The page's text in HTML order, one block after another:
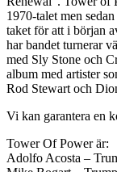
1970-talet men
taket för att i början
har bandet turnerar
med Sly Stone och
album med artister
Rod Stewart och
Vi kan garantera en
Tower Of Power är:
Adolfo Acosta –